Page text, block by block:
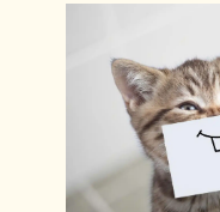
得緩慢、走路
是退化性關節
文章中，將一
些、吃什麼才
養。